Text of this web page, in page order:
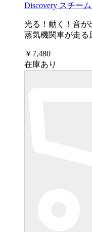
Discovery スチー
光る！動く！音が
蒸気機関車が走る
￥7,480
在庫あり